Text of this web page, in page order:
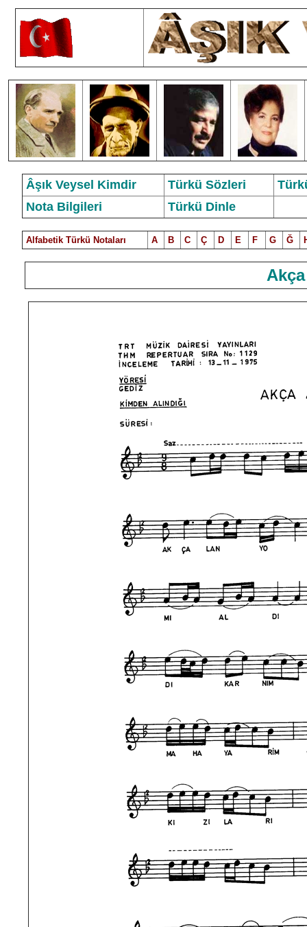
Âşık Veysel Kimdir Türkü Sözleri
Nota Bilgileri
Türkü Dinle
Alfabetik Türkü Notaları A B C Ç D E F G Ğ